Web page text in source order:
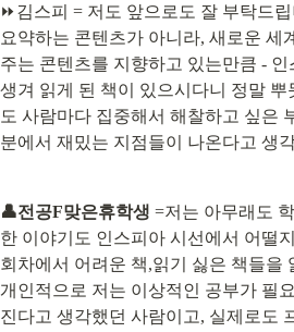
⏩김스피 = 저도 앞으로도 잘 부탁드
요약하는 콘텐츠가 아니라, 새로운 세
주는 콘텐츠를 지향하고 있는만큼 - 인
생겨 읽게 된 책이 있으시다니 정말 뿌
도 사람마다 집중해서 해찰하고 싶은
분에서 재밌는 지점들이 나온다고 생
👤전공F맞은휴학생 =저는 아무래도
한 이야기도 인스피아 시선에서 어떨
회차에서 어려운 책,읽기 싫은 책들을
개인적으로 저는 이상적인 공부가 필
진다고 생각했던 사람이고, 실제로도